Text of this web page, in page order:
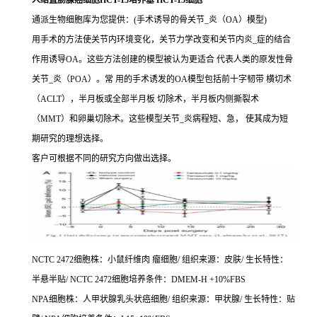
通派生物细胞库为您提供：(手术诱导的骨关节_炎（OA）模型)
用手术的方法使关节内环境变化，关节力学改变和关节内炎_症的结合
作用诱导OA。这些方法创建的模型被认为更适合 代表人类的原发性骨
关节_炎（POA）。常 用的手术诱发的OA模型包括前十字韧带 横切术
（ACLT），半月板或全部半月板 切除术，半月板内侧撕裂术
（MMT）和卵巢切除术。这些模型关节_炎病程短、急， 使其成为短
期研究的理想选择。
客户可根据不同的研究方向做出选择。
NCTC 2472细胞株：小鼠纤维肉 瘤细胞/ 组织来源：皮肤/ 生长特性：
半悬半贴/ NCTC 2472细胞培养条件：DMEM-H +10%FBS
NPA细胞株：人甲状腺乳头状癌细胞/ 组织来源：甲状腺/ 生长特性：贴